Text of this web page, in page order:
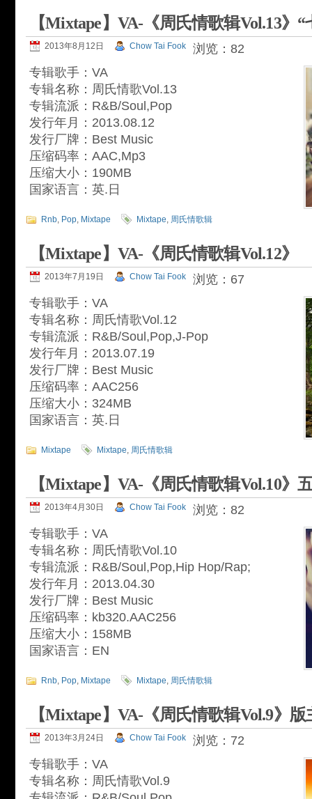
【Mixtape】VA-《周氏情歌辑Vol.13》
2013年8月12日 Chow Tai Fook
浏览：82
专辑歌手：VA
专辑名称：周氏情歌Vol.13
专辑流派：R&B/Soul,Pop
发行年月：2013.08.12
发行厂牌：Best Music
压缩码率：AAC,Mp3
压缩大小：190MB
国家语言：英.日
Rnb, Pop, Mixtape Mixtape, 周氏情歌辑
【Mixtape】VA-《周氏情歌辑Vol.12》
2013年7月19日 Chow Tai Fook
浏览：67
专辑歌手：VA
专辑名称：周氏情歌Vol.12
专辑流派：R&B/Soul,Pop,J-Pop
发行年月：2013.07.19
发行厂牌：Best Music
压缩码率：AAC256
压缩大小：324MB
国家语言：英.日
Mixtape Mixtape, 周氏情歌辑
【Mixtape】VA-《周氏情歌辑Vol.10》
2013年4月30日 Chow Tai Fook
浏览：82
专辑歌手：VA
专辑名称：周氏情歌Vol.10
专辑流派：R&B/Soul,Pop,Hip Hop/Rap;
发行年月：2013.04.30
发行厂牌：Best Music
压缩码率：kb320.AAC256
压缩大小：158MB
国家语言：EN
Rnb, Pop, Mixtape Mixtape, 周氏情歌辑
【Mixtape】VA-《周氏情歌辑Vol.9》版
2013年3月24日 Chow Tai Fook
浏览：72
专辑歌手：VA
专辑名称：周氏情歌Vol.9